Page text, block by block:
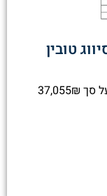
טובין